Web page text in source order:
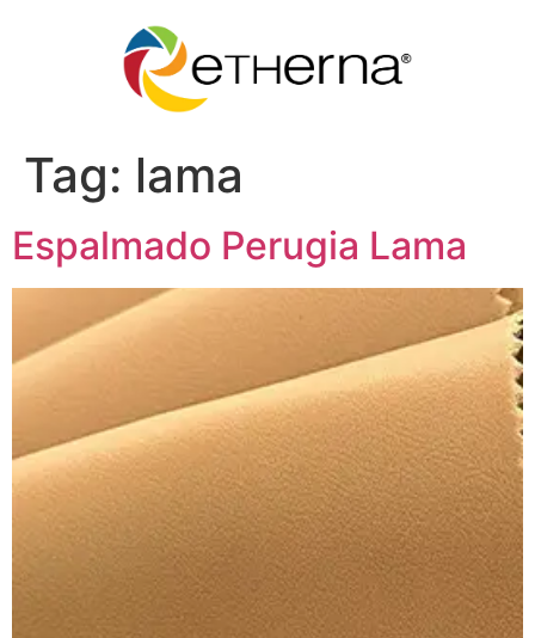
Tag: lama
Espalmado Perugia Lama